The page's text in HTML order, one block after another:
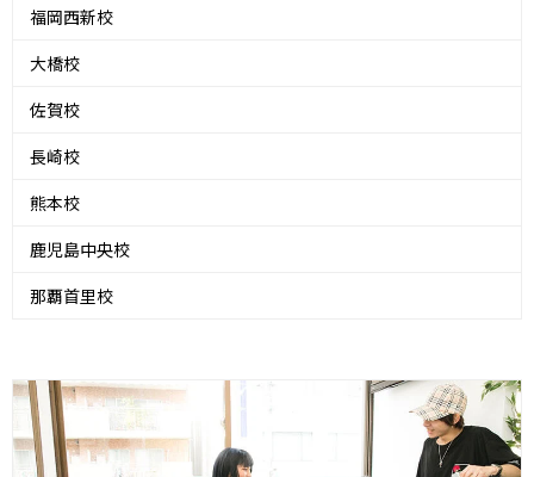
福岡西新校
大橋校
佐賀校
長崎校
熊本校
鹿児島中央校
那覇首里校